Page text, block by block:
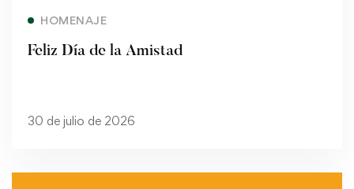
HOMENAJE
Feliz Día de la Amistad
30 de julio de 2026